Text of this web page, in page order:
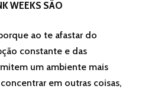
WEEKS SÃO
ao te afastar do
constante e das
um ambiente mais
em outras coisas,